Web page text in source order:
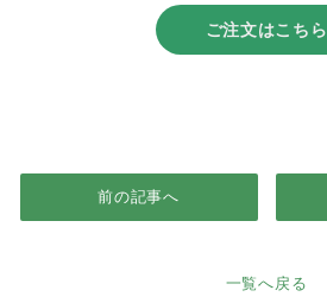
ご注文はこちら
前の記事へ
一覧へ戻る